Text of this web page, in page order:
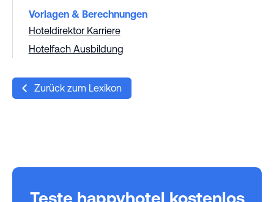
Vorlagen & Berechnungen
Hoteldirektor Karriere
Hotelfach Ausbildung
Zurück zum Lexikon
Teste happyhotel kostenlos